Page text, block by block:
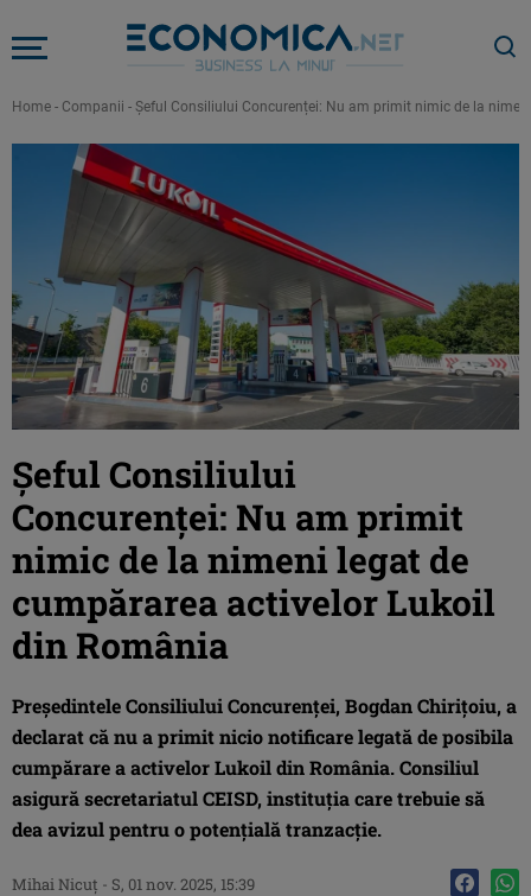
Home - Companii - Șeful Consiliului Concurenței: Nu am primit nimic de la
Șeful Consiliului
Concurenței: Nu am primit
nimic de la nimeni legat de
cumpărarea activelor Lukoil
din România
Președintele Consiliului Concurenței, Bogdan Chirițoiu, a
declarat că nu a primit nicio notificare legată de posibila
cumpărare a activelor Lukoil din România. Consiliul
asigură secretariatul CEISD, instituția care trebuie să
dea avizul pentru o potențială tranzacție.
Mihai Nicuţ - S, 01 nov. 2025, 15:39